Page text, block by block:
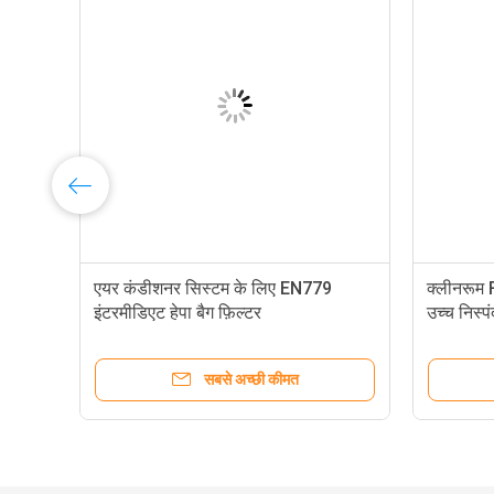
एयर कंडीशनर सिस्टम के लिए EN779
इंटरमीडिएट हेपा बैग फ़िल्टर
सबसे अच्छी कीमत
क्लीनरूम
उच्च